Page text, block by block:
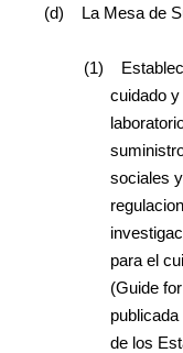
(d) La Mesa de
(1)
cuidado
sociales
para el
(Guide
de los